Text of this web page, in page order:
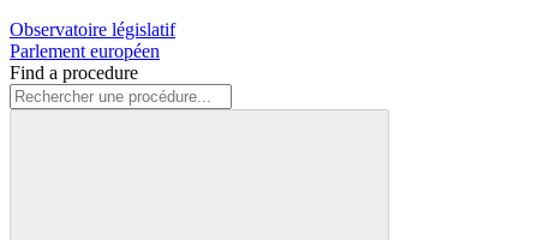
Observatoire législatif
Parlement européen
Find a procedure